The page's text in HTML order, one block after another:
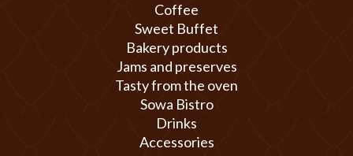
Coffee
Sweet Buffet
Bakery products
Jams and preserves
Tasty from the oven
Sowa Bistro
Drinks
Accessories